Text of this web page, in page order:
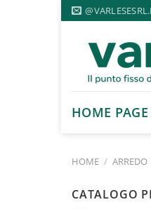
Salta
ai
contenuti
HOME PAGE
HOME / ARREDO
CATALOGO